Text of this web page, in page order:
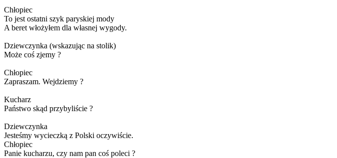
Chłopiec
To jest ostatni szyk paryskiej mody
A beret włożyłem dla własnej wygody.
Dziewczynka (wskazując na stolik)
Może coś zjemy ?
Chłopiec
Zapraszam. Wejdziemy ?
Kucharz
Państwo skąd przybyliście ?
Dziewczynka
Jesteśmy wycieczką z Polski oczywiście.
Chłopiec
Panie kucharzu, czy nam pan coś poleci ?